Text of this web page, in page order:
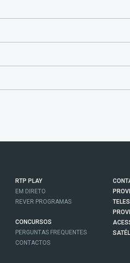
RTP PLAY
EM DIRETO
REVER PROGRAMAS
CONCURSOS
PERGUNTAS FREQUENTES
CONTACTOS